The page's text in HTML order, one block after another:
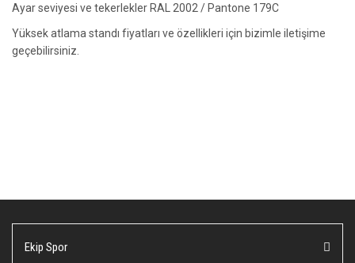
Ayar seviyesi ve tekerlekler RAL 2002 / Pantone 179C
Yüksek atlama standı fiyatları ve özellikleri için bizimle iletişime
geçebilirsiniz.
Ürün resmi kalitesiz, bozuk veya görüntülenemiyor.
Ürün açıklamasında eksik bilgiler bulunuyor.
Ekip Spor